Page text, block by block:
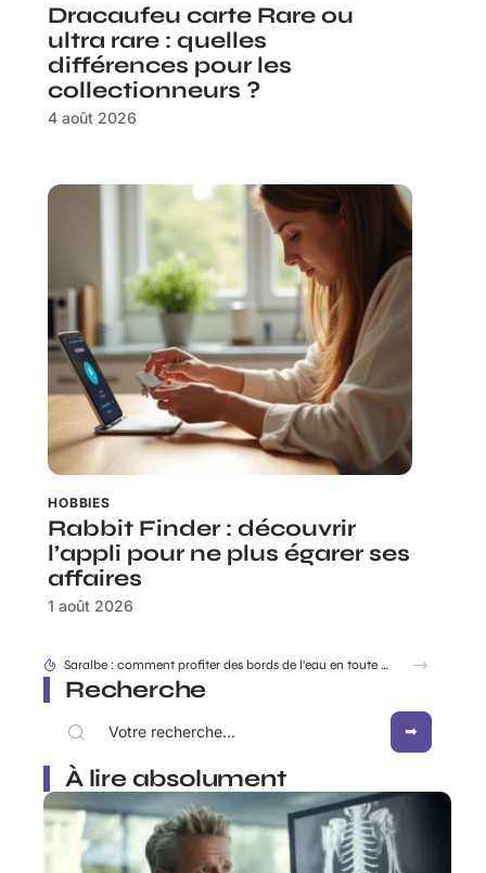
Dracaufeu carte Rare ou
ultra rare : quelles
différences pour les
collectionneurs ?
4 août 2026
HOBBIES
Rabbit Finder : découvrir
l’appli pour ne plus égarer ses
affaires
1 août 2026
Dracaufeu carte Rare ou ultra rare : quelles différences pour les collectionneurs ?
Recherche
À lire absolument